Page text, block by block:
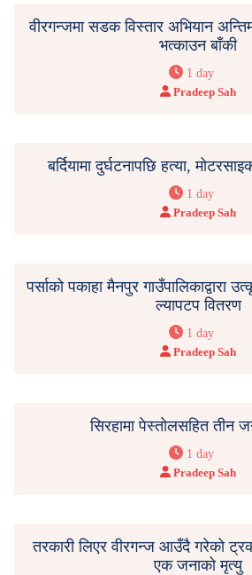
वीरगन्जमा सडक विस्तार अभियान
भत्काउन बाँकी
1 day
Pradeep Sah
बर्दियामा दुर्घटनापछि हत्या,
1 day
Pradeep Sah
पर्साको पकाहा मैनपुर गाउँपालिकाद्वारा
ल्यापटप वितरण
1 day
Pradeep Sah
सिरहामा पेस्तोलसहित तीन
1 day
Pradeep Sah
तरकारी लिएर वीरगन्ज आउँदै गरेको ट्रक
एक जनाको मृत्यु